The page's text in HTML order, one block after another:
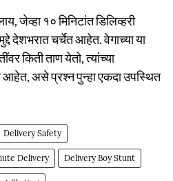
जेव्हा १० मिनिटांत डिलिव्हरी
देशभरात चर्चेत आहेत. वेगाच्या या
किती ताण येतो, त्यांच्या
आहेत, असे प्रश्न पुन्हा एकदा उपस्थित
Delivery Safety
Delivery Delivery Boy Stunt